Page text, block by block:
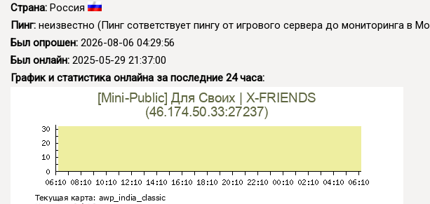
Страна: Россия
Пинг: неизвестно (Пинг сответствует пингу от игрового сервера до мониторинга в
Был опрошен: 2026-08-06 04:29:56
Был онлайн: 2025-05-29 21:37:00
График и статистика онлайна за последние 24 часа: